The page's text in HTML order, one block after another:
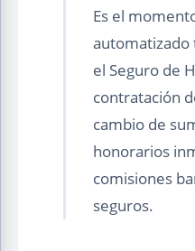
Es el
el Seguro de
contratación
cambio de
honorarios
comisiones
seguros.